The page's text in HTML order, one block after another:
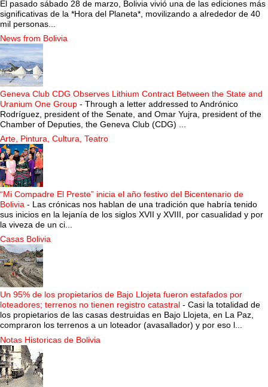
El pasado sábado 28 de marzo, Bolivia vivió una de las ediciones más
significativas de la *Hora del Planeta*, movilizando a alrededor de 40
mil personas...
News from Bolivia
Geneva Club CDG Observes Lithium Contract Between the State and
Uranium One Group - Through a letter addressed to Andrónico
Rodríguez, president of the Senate, and Omar Yujra, president of the
Chamber of Deputies, the Geneva Club (CDG) ...
Arte, Pintura, Cultura, Teatro
“Mi Compadre El Preste” inicia el año festivo del Bicentenario de
Bolivia - Las crónicas nos hablan de una tradición que habría tenido
sus inicios en la lejanía de los siglos XVII y XVIII, por casualidad y por
la viveza de un ci...
Casas Bolivia
Un 95% de los propietarios de Bajo Llojeta fueron estafados por
loteadores; terrenos no tienen registro catastral - Casi la totalidad de
los propietarios de las casas destruidas en Bajo Llojeta, en La Paz,
compraron los terrenos a un loteador (avasallador) y por eso l...
Notas Historicas de Bolivia